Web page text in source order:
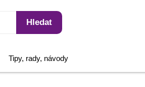
Hledat
Tipy, rady, návody